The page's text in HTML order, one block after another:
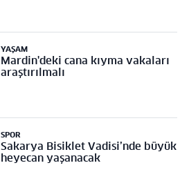
YAŞAM
Mardin'deki cana kıyma vakaları
araştırılmalı
SPOR
Sakarya Bisiklet Vadisi’nde büyük
heyecan yaşanacak